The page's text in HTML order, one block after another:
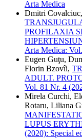
Arta Medica
Dmitri
PROFILAXIA
Arta Medica:
Eugen Guţu,
Florin Bzovîi,
ADULT.
Vol. 81 Nr. 4
Mirela Curchi,
Rotaru, Liliana
LUPUS
(2020): Special